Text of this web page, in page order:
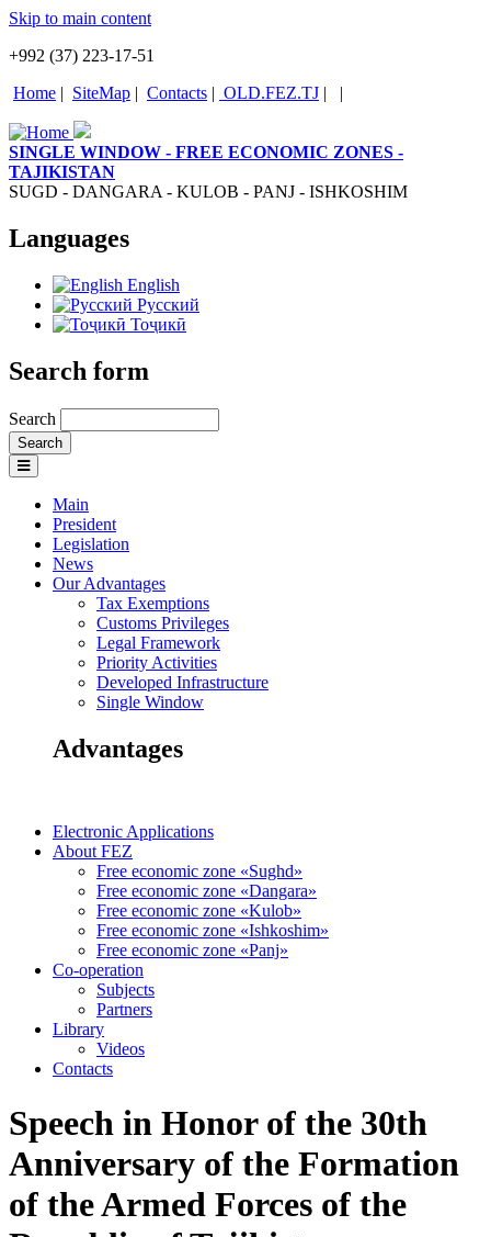
Skip to main content
+992 (37) 223-17-51
Home | SiteMap | Contacts | OLD.FEZ.TJ | |
SINGLE WINDOW - FREE ECONOMIC ZONES -
TAJIKISTAN
SUGD - DANGARA - KULOB - PANJ - ISHKOSHIM
Languages
English
Русский
Тоҷикӣ
Search form
Search
Main
President
Legislation
News
Our Advantages
Tax Exemptions
Customs Privileges
Legal Framework
Priority Activities
Developed Infrastructure
Single Window
Advantages
Electronic Applications
About FEZ
Free economic zone «Sughd»
Free economic zone «Dangara»
Free economic zone «Kulob»
Free economic zone «Ishkoshim»
Free economic zone «Panj»
Co-operation
Subjects
Partners
Library
Videos
Contacts
Speech in Honor of the 30th
Anniversary of the Formation
of the Armed Forces of the